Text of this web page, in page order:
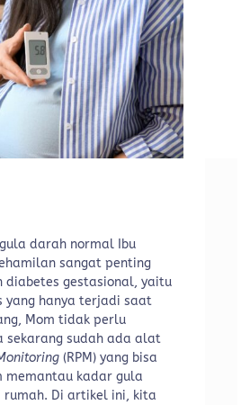
darah normal Ibu
sangat penting
diabetes gestasional, yaitu
yang hanya terjadi saat
Mom tidak perlu
sekarang sudah ada alat
(RPM) yang bisa
memantau kadar gula
Di artikel ini, kita